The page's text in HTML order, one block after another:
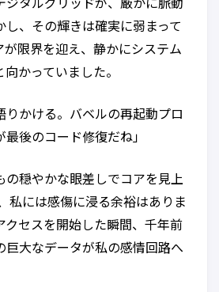
ジタルグリッドが、厳かに脈動
し、その輝きは確実に弱まって
が限界を迎え、静かにシステム
かっていました。
りかける。バベルの再起動プロ
後のコード修復だね」
の穏やかな眼差しでコアを見上
私には感傷に浸る余裕はありま
クセスを開始した瞬間、千年前
巨大なデータが私の感情回路へ